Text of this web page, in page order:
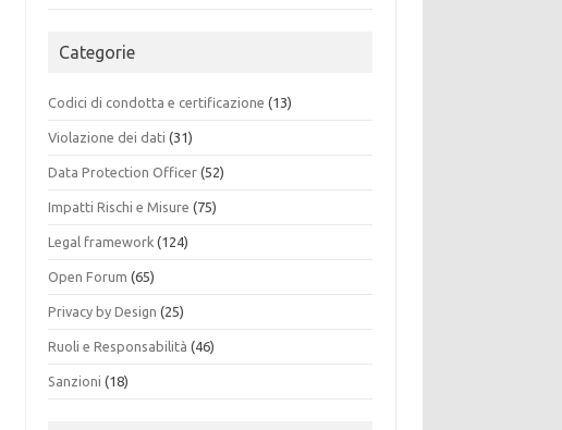
Categorie
Codici di condotta e certificazione (13)
Violazione dei dati (31)
Data Protection Officer (52)
Impatti Rischi e Misure (75)
Legal framework (124)
Open Forum (65)
Privacy by Design (25)
Ruoli e Responsabilità (46)
Sanzioni (18)